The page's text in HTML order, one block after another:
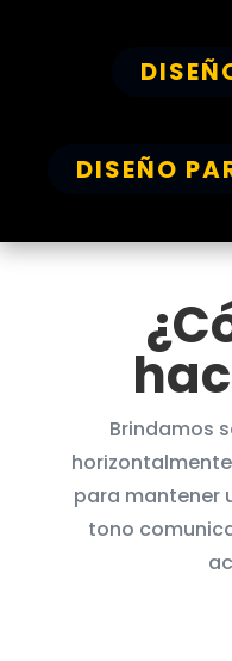
DISEÑO
Brindamos
para mantener
tono